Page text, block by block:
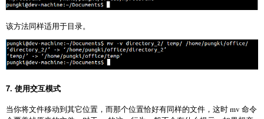
该方法同样适用于目录。
7. 使用交互模式
当你将文件移动到其它位置，而那个位置恰好有同样的文件，这时 mv 命令